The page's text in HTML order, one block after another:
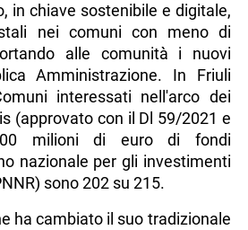
in chiave sostenibile e digitale,
nei comuni con meno di
alle comunità i nuovi
Amministrazione. In Friuli
interessati nell'arco dei
(approvato con il Dl 59/2021 e
milioni di euro di fondi
nazionale per gli investimenti
sono 202 su 215.
ha cambiato il suo tradizionale